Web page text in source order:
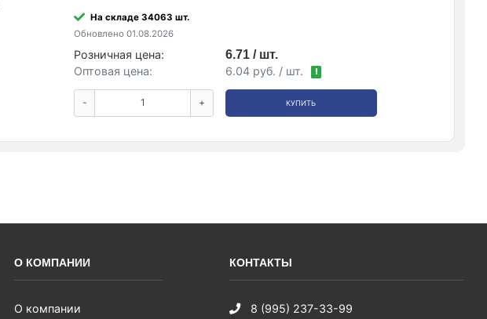
На складе 34063 шт.
Обновлено 01.08.2026
Розничная цена:
6.71 / шт.
Оптовая цена:
6.04 руб. / шт. !
- + КУПИТЬ
О КОМПАНИИ
О компании
КОНТАКТЫ
8 (995) 237-33-99